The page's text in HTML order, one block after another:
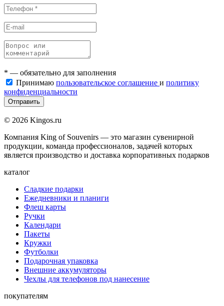
* — обязательно для заполнения
Принимаю пользовательское соглашение и политику
конфиденциальности
Отправить
© 2026 Kingos.ru
Компания King of Souvenirs — это магазин сувенирной
продукции, команда профессионалов, задачей которых
является производство и доставка корпоративных подарков
каталог
Сладкие подарки
Ежедневники и планиги
Флеш карты
Ручки
Календари
Пакеты
Кружки
Футболки
Подарочная упаковка
Внешние аккумуляторы
Чехлы для телефонов под нанесение
покупателям